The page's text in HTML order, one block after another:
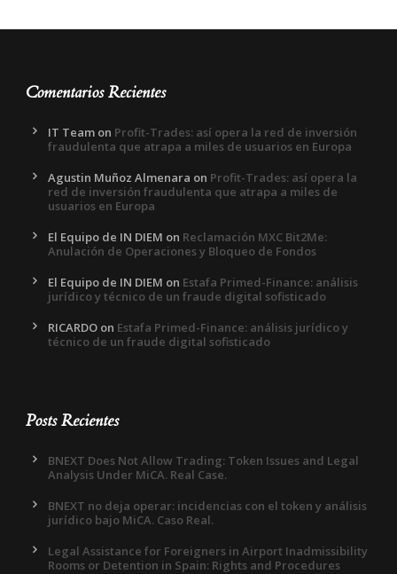
Comentarios Recientes
IT Team on Profit-Trades: así opera la red de inversión
fraudulenta que atrapa a miles de usuarios en Europa
Agustin Muñoz Almenara on Profit-Trades: así opera la
red de inversión fraudulenta que atrapa a miles de
usuarios en Europa
El Equipo de IN DIEM on Reclamación MXC Bit2Me:
Anulación de Operaciones y Bloqueo de Fondos
El Equipo de IN DIEM on Estafa Primed-Finance: análisis
jurídico y técnico de un fraude digital sofisticado
RICARDO on Estafa Primed-Finance: análisis jurídico y
técnico de un fraude digital sofisticado
Posts Recientes
BNEXT Does Not Allow Trading: Token Issues and Legal
Analysis Under MiCA. Real Case.
BNEXT no deja operar: incidencias con el token y análisis
jurídico bajo MiCA. Caso Real.
Legal Assistance for Foreigners in Airport Inadmissibility
Rooms or Detention in Spain: Rights and Procedures